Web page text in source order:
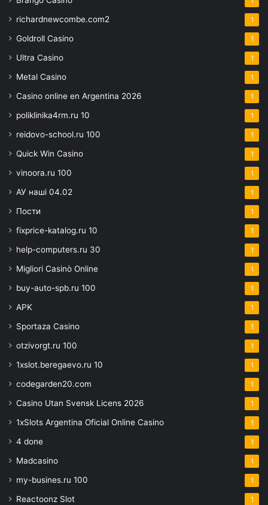
richardnewcombe.com2 1
Goldroll Casino 1
Ultra Casino 1
Metal Casino 1
Casino online en Argentina 2026 1
poliklinika4rm.ru 10 1
reidovo-school.ru 100 1
Quick Win Casino 1
vinoora.ru 100 1
АУ наші 04.02 1
Пости 1
fixprice-katalog.ru 10 1
help-computers.ru 30 1
Migliori Casinò Online 1
buy-auto-spb.ru 100 1
APK 1
Sportaza Casino 1
otzivorgt.ru 100 1
1xslot.beregaevo.ru 10 1
codegarden20.com 1
Casino Utan Svensk Licens 2026 1
1xSlots Argentina Oficial Online Casino 1
4 done 1
Madcasino 1
my-busines.ru 100 1
Reactoonz Slot 1